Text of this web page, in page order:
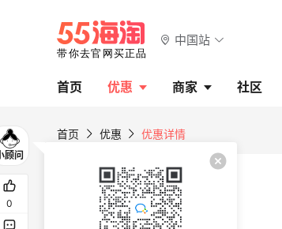
中国站
首页 优惠 商家 社区
首页 优惠 优惠详情
0